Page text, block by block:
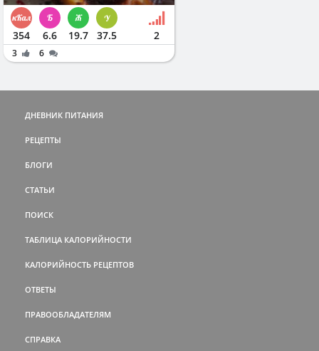
354 6.6 19.7 37.5 2
3 6
ДНЕВНИК ПИТАНИЯ
РЕЦЕПТЫ
БЛОГИ
СТАТЬИ
ПОИСК
ТАБЛИЦА КАЛОРИЙНОСТИ
КАЛОРИЙНОСТЬ РЕЦЕПТОВ
ОТВЕТЫ
ПРАВООБЛАДАТЕЛЯМ
СПРАВКА